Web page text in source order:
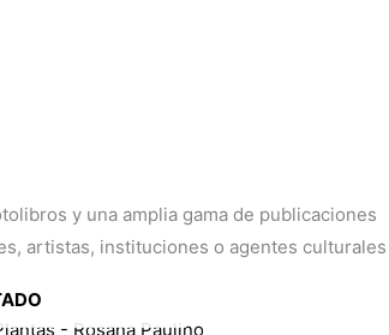
y una amplia gama de publicaciones
artistas, instituciones o agentes culturales